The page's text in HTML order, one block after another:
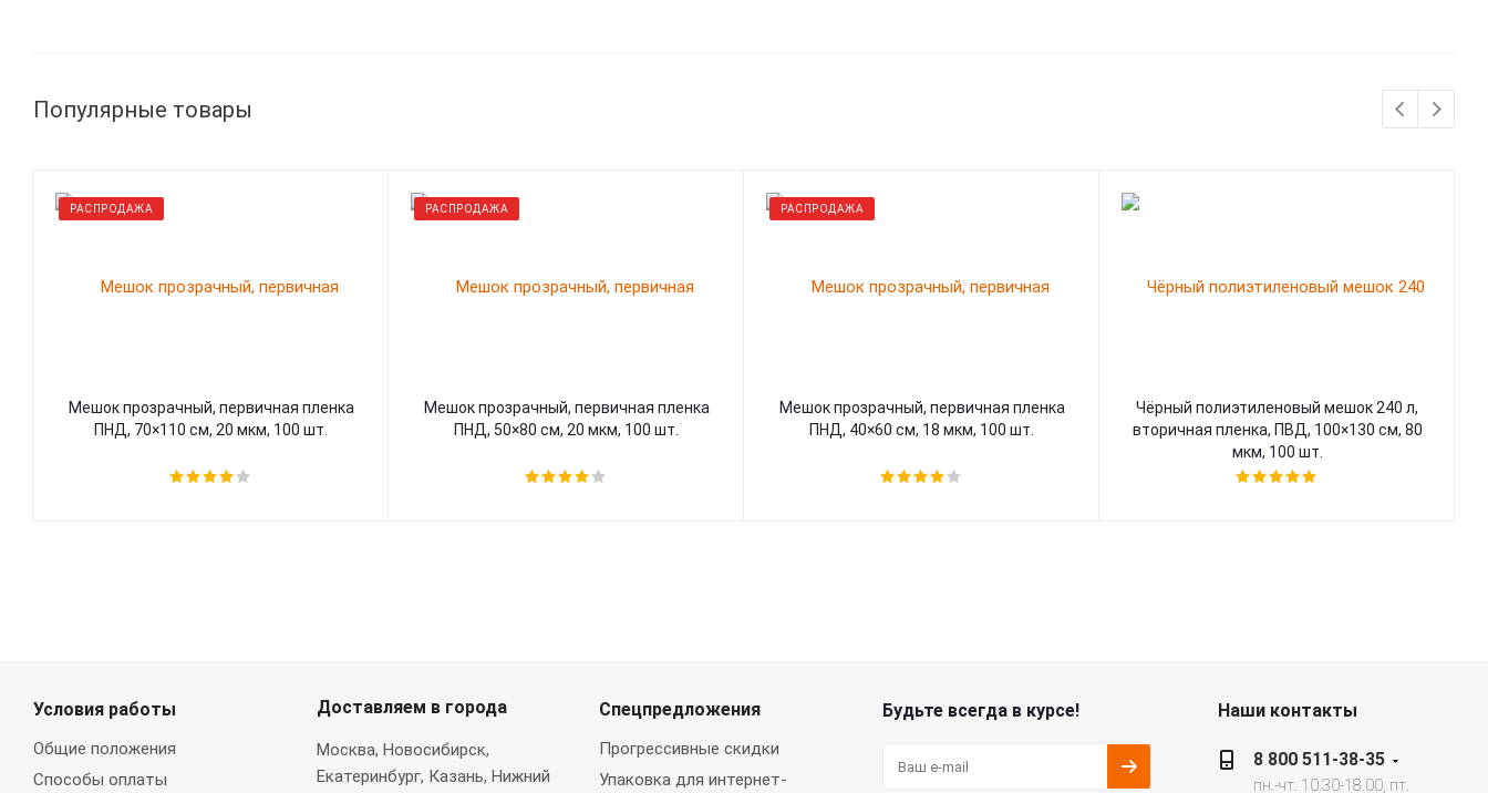
Популярные товары
РАСПРОДАЖА
Мешок прозрачный, первичная пленка
ПНД, 70×110 см, 20 мкм, 100 шт.
РАСПРОДАЖА
Мешок прозрачный, первичная пленка
ПНД, 50×80 см, 20 мкм, 100 шт.
РАСПРОДАЖА
Мешок прозрачный, первичная пленка
ПНД, 40×60 см, 18 мкм, 100 шт.
Чёрный полиэтиленовый мешок 240 л,
вторичная пленка, ПВД, 100×130 см, 80
мкм, 100 шт.
Условия работы
Общие положения
Способы оплаты
Доставляем в города
Москва, Новосибирск,
Екатеринбург, Казань, Нижний
Спецпредложения
Прогрессивные скидки
Упаковка для интернет-
Будьте всегда в курсе! Наши контакты
8 800 511-38-35
пн.-чт. 10.30-18.00, пт.